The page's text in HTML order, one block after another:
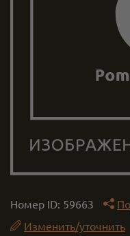
Номер ID: 59663
Изменить/уточнить